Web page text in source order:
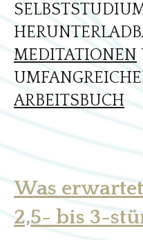
MEDITATIONEN
ARBEITSBUCH
Was
2,5- bis 3-